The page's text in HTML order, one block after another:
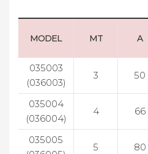
MODEL MT A
035003
(036003)
3 50
035004
(036004)
4 66
035005
5 80